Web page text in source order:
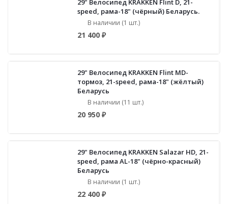
29" Велосипед KRAKKEN Flint D, 21-
speed, рама-18" (чёрный) Беларусь.
В наличии (1 шт.)
21 400 ₽
29" Велосипед KRAKKEN Flint MD-
тормоз, 21-speed, рама-18" (жёлтый)
Беларусь
В наличии (11 шт.)
20 950 ₽
29" Велосипед KRAKKEN Salazar HD, 21-
speed, рама AL-18" (чёрно-красный)
Беларусь
В наличии (1 шт.)
22 400 ₽